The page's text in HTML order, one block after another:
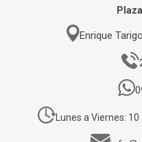
Enrique
Lunes a Viernes: